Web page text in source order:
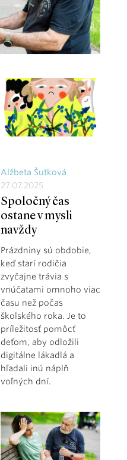
Alžbeta Šutková
27.07.2025
Spoločný čas
ostane v mysli
navždy
Prázdniny sú obdobie,
keď starí rodičia
zvyčajne trávia s
vnúčatami omnoho viac
času než počas
školského roka. Je to
príležitosť pomôcť
deťom, aby odložili
digitálne lákadlá a
hľadali inú náplň
voľných dní.